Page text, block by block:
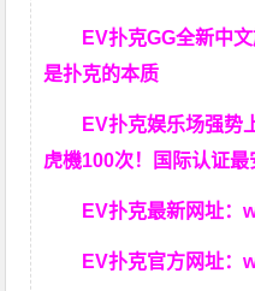
EV扑克GG全新中
是扑克的本质
EV扑克娱乐场强势
虎機100次！国际认证最
EV扑克最新网址：
EV扑克官方网址：